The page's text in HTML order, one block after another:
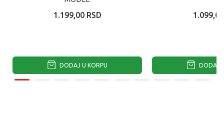
1.199,00 RSD
DODAJ U KORPU
1.099,00
DODAJ